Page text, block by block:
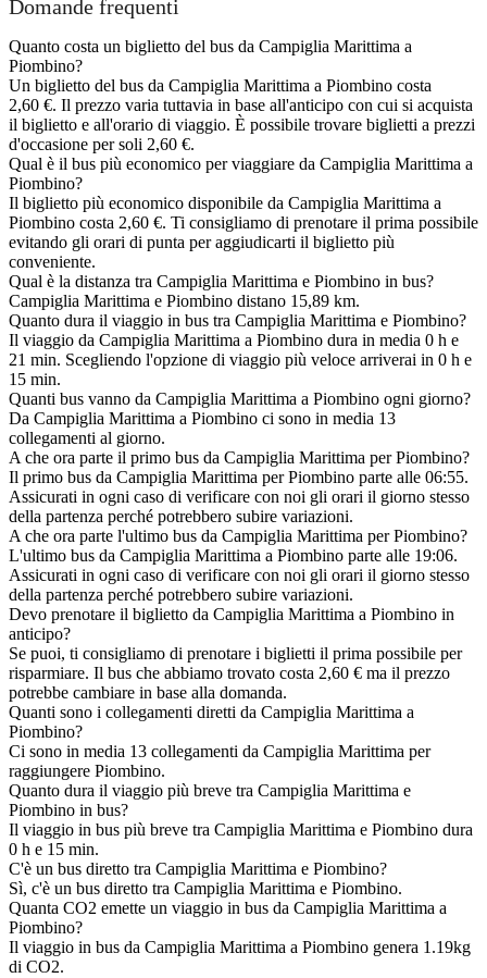
Domande frequenti
Quanto costa un biglietto del bus da Campiglia Marittima a
Piombino?
Un biglietto del bus da Campiglia Marittima a Piombino costa
2,60 €. Il prezzo varia tuttavia in base all'anticipo con cui si acquista
il biglietto e all'orario di viaggio. È possibile trovare biglietti a prezzi
d'occasione per soli 2,60 €.
Qual è il bus più economico per viaggiare da Campiglia Marittima a
Piombino?
Il biglietto più economico disponibile da Campiglia Marittima a
Piombino costa 2,60 €. Ti consigliamo di prenotare il prima possibile
evitando gli orari di punta per aggiudicarti il biglietto più
conveniente.
Qual è la distanza tra Campiglia Marittima e Piombino in bus?
Campiglia Marittima e Piombino distano 15,89 km.
Quanto dura il viaggio in bus tra Campiglia Marittima e Piombino?
Il viaggio da Campiglia Marittima a Piombino dura in media 0 h e
21 min. Scegliendo l'opzione di viaggio più veloce arriverai in 0 h e
15 min.
Quanti bus vanno da Campiglia Marittima a Piombino ogni giorno?
Da Campiglia Marittima a Piombino ci sono in media 13
collegamenti al giorno.
A che ora parte il primo bus da Campiglia Marittima per Piombino?
Il primo bus da Campiglia Marittima per Piombino parte alle 06:55.
Assicurati in ogni caso di verificare con noi gli orari il giorno stesso
della partenza perché potrebbero subire variazioni.
A che ora parte l'ultimo bus da Campiglia Marittima per Piombino?
L'ultimo bus da Campiglia Marittima a Piombino parte alle 19:06.
Assicurati in ogni caso di verificare con noi gli orari il giorno stesso
della partenza perché potrebbero subire variazioni.
Devo prenotare il biglietto da Campiglia Marittima a Piombino in
anticipo?
Se puoi, ti consigliamo di prenotare i biglietti il prima possibile per
risparmiare. Il bus che abbiamo trovato costa 2,60 € ma il prezzo
potrebbe cambiare in base alla domanda.
Quanti sono i collegamenti diretti da Campiglia Marittima a
Piombino?
Ci sono in media 13 collegamenti da Campiglia Marittima per
raggiungere Piombino.
Quanto dura il viaggio più breve tra Campiglia Marittima e
Piombino in bus?
Il viaggio in bus più breve tra Campiglia Marittima e Piombino dura
0 h e 15 min.
C'è un bus diretto tra Campiglia Marittima e Piombino?
Sì, c'è un bus diretto tra Campiglia Marittima e Piombino.
Quanta CO2 emette un viaggio in bus da Campiglia Marittima a
Piombino?
Il viaggio in bus da Campiglia Marittima a Piombino genera 1.19kg
di CO2.